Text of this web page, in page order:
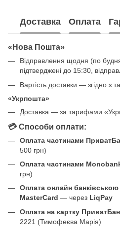
Доставка Оплата
«Нова Пошта»
Відправлення щодня (по
підтверджені до 15:30,
Вартість доставки — згідно
«Укрпошта»
Доставка — за тарифами
💳 Способи оплати:
Оплата частинами
500 грн)
Оплата частинами
грн)
Оплата онлайн
MasterCard — через LiqPay
Оплата на картку
2221 (Тимофеєва Марія)